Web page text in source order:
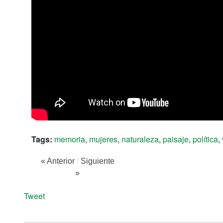
Tags: memoria, mujeres, naturaleza, paisaje, política,
« Anterior / Siguiente
»
Tweet